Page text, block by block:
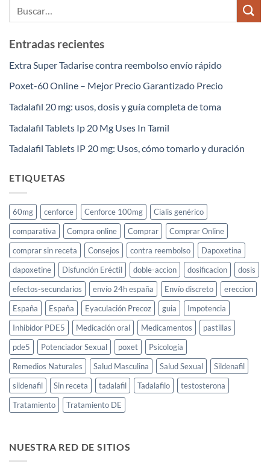
Entradas recientes
Extra Super Tadarise contra reembolso envío rápido
Poxet-60 Online – Mejor Precio Garantizado Precio
Tadalafil 20 mg: usos, dosis y guía completa de toma
Tadalafil Tablets Ip 20 Mg Uses In Tamil
Tadalafil Tablets IP 20 mg: Usos, cómo tomarlo y duración
ETIQUETAS
60mg cenforce Cenforce 100mg
Cialis genérico
comparativa
Compra online Comprar
Comprar Online
comprar sin receta
Consejos contra reembolso
Dapoxetina
dapoxetine
Disfunción Eréctil doble-accion dosificacion
dosis
efectos-secundarios
envío 24h españa Envío discreto
ereccion
España
España Eyaculación Precoz guia
Impotencia
Inhibidor PDE5
Medicación oral Medicamentos
pastillas
pde5
Potenciador Sexual poxet
Psicología
Remedios Naturales
Salud Masculina Salud Sexual
Sildenafil
sildenafil
Sin receta tadalafil Tadalafilo
testosterona
Tratamiento
Tratamiento DE
NUESTRA RED DE SITIOS